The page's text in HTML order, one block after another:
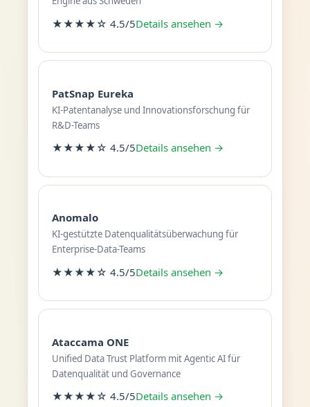
★★★★☆ 4.5/5Details ansehen →
PatSnap Eureka
KI-Patentanalyse und Innovationsforschung für
R&D-Teams
★★★★☆ 4.5/5Details ansehen →
Anomalo
KI-gestützte Datenqualitätsüberwachung für
Enterprise-Data-Teams
★★★★☆ 4.5/5Details ansehen →
Ataccama ONE
Unified Data Trust Platform mit Agentic AI für
Datenqualität und Governance
★★★★☆ 4.5/5Details ansehen →